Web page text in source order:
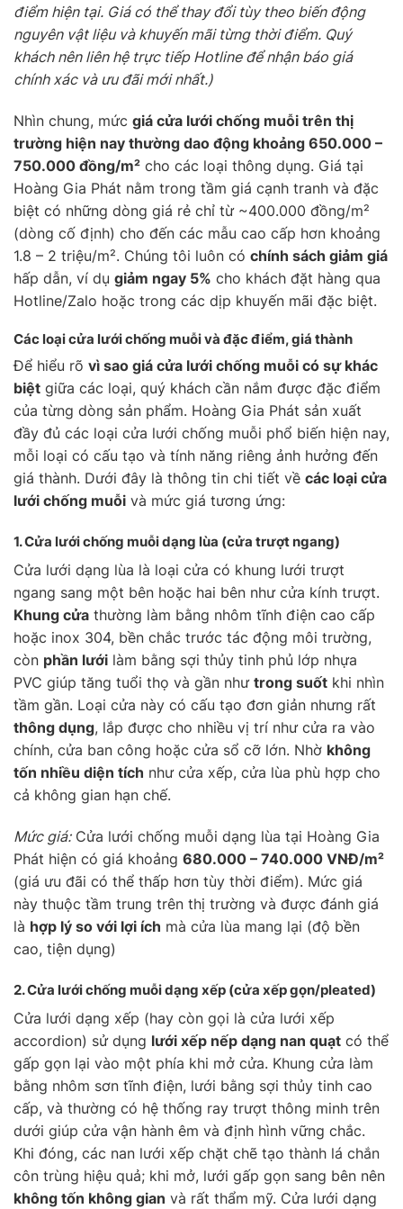
điểm hiện tại. Giá có thể thay đổi tùy theo biến động
nguyên vật liệu và khuyến mãi từng thời điểm. Quý
khách nên liên hệ trực tiếp Hotline để nhận báo giá
chính xác và ưu đãi mới nhất.)
Nhìn chung, mức giá cửa lưới chống muỗi trên thị
trường hiện nay thường dao động khoảng 650.000 –
750.000 đồng/m² cho các loại thông dụng. Giá tại
Hoàng Gia Phát nằm trong tầm giá cạnh tranh và đặc
biệt có những dòng giá rẻ chỉ từ ~400.000 đồng/m²
(dòng cố định) cho đến các mẫu cao cấp hơn khoảng
1.8 – 2 triệu/m². Chúng tôi luôn có chính sách giảm giá
hấp dẫn, ví dụ giảm ngay 5% cho khách đặt hàng qua
Hotline/Zalo hoặc trong các dịp khuyến mãi đặc biệt.
Các loại cửa lưới chống muỗi và đặc điểm, giá thành
Để hiểu rõ vì sao giá cửa lưới chống muỗi có sự khác
biệt giữa các loại, quý khách cần nắm được đặc điểm
của từng dòng sản phẩm. Hoàng Gia Phát sản xuất
đầy đủ các loại cửa lưới chống muỗi phổ biến hiện nay,
mỗi loại có cấu tạo và tính năng riêng ảnh hưởng đến
giá thành. Dưới đây là thông tin chi tiết về các loại cửa
lưới chống muỗi và mức giá tương ứng:
1. Cửa lưới chống muỗidạng lùa (cửa trượt ngang)
Cửa lưới dạng lùa là loại cửa có khung lưới trượt
ngang sang một bên hoặc hai bên như cửa kính trượt.
Khung cửa thường làm bằng nhôm tĩnh điện cao cấp
hoặc inox 304, bền chắc trước tác động môi trường,
còn phần lưới làm bằng sợi thủy tinh phủ lớp nhựa
PVC giúp tăng tuổi thọ và gần như trong suốt khi nhìn
tầm gần. Loại cửa này có cấu tạo đơn giản nhưng rất
thông dụng, lắp được cho nhiều vị trí như cửa ra vào
chính, cửa ban công hoặc cửa sổ cỡ lớn. Nhờ không
tốn nhiều diện tích như cửa xếp, cửa lùa phù hợp cho
cả không gian hạn chế.
Mức giá:Cửa lưới chống muỗi dạng lùa tại Hoàng Gia
Phát hiện có giá khoảng 680.000 – 740.000 VNĐ/m²
(giá ưu đãi có thể thấp hơn tùy thời điểm). Mức giá
này thuộc tầm trung trên thị trường và được đánh giá
là hợp lý so với lợi ích mà cửa lùa mang lại (độ bền
cao, tiện dụng)
2. Cửa lưới chống muỗidạng xếp (cửa xếp gọn/pleated)
Cửa lưới dạng xếp (hay còn gọi là cửa lưới xếp
accordion) sử dụng lưới xếp nếp dạng nan quạt có thể
gấp gọn lại vào một phía khi mở cửa. Khung cửa làm
bằng nhôm sơn tĩnh điện, lưới bằng sợi thủy tinh cao
cấp, và thường có hệ thống ray trượt thông minh trên
dưới giúp cửa vận hành êm và định hình vững chắc.
Khi đóng, các nan lưới xếp chặt chẽ tạo thành lá chắn
côn trùng hiệu quả; khi mở, lưới gấp gọn sang bên nên
không tốn không gian và rất thẩm mỹ. Cửa lưới dạng